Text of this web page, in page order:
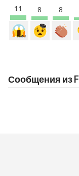
11 8 8
Сообщения из